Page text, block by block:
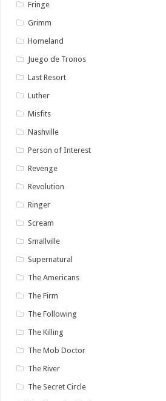
Fringe
Grimm
Homeland
Juego de Tronos
Last Resort
Luther
Misfits
Nashville
Person of Interest
Revenge
Revolution
Ringer
Scream
Smallville
Supernatural
The Americans
The Firm
The Following
The Killing
The Mob Doctor
The River
The Secret Circle